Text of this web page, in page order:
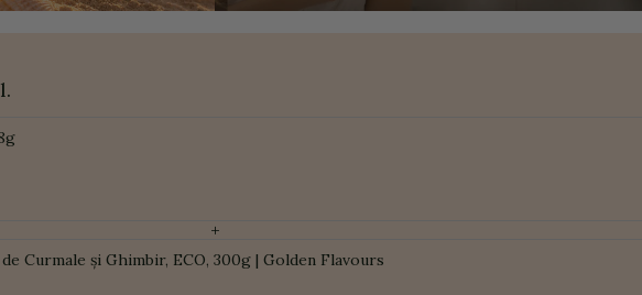
+
Curmale și Ghimbir, ECO, 300g | Golden Flavours